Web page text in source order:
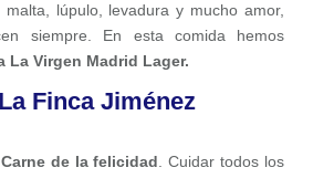
malta, lúpulo, levadura y mucho amor,
siempre. En esta comida hemos
La Virgen Madrid Lager.
Finca Jiménez
Carne de la felicidad. Cuidar todos los